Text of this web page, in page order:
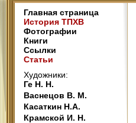
Главная страница
История ТПХВ
Фотографии
Книги
Ссылки
Статьи
Художники:
Ге Н. Н.
Васнецов В. М.
Касаткин Н.А.
Крамской И. Н.